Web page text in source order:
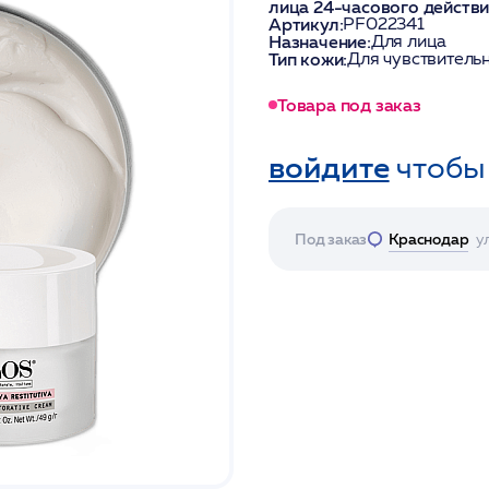
лица 24-часового
Артикул:PF022341
Назначение:Для лица
Тип кожи:Для
Товара под заказ
войдитечтобы
Под заказ Краснодар